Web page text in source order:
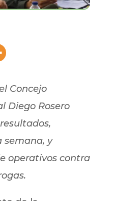
Concejo
Diego Rosero
y
operativos contra